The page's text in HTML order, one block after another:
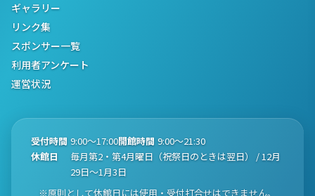
ギャラリー
リンク集
スポンサー一覧
利用者アンケート
運営状況
受付時間 9:00〜17:00開館時間 9:00〜21:30
休館日
毎月第2・第4月曜日（祝祭日のときは翌日） / 12月
29日〜1月3日
※原則として休館日には使用・受付打合せはできません。